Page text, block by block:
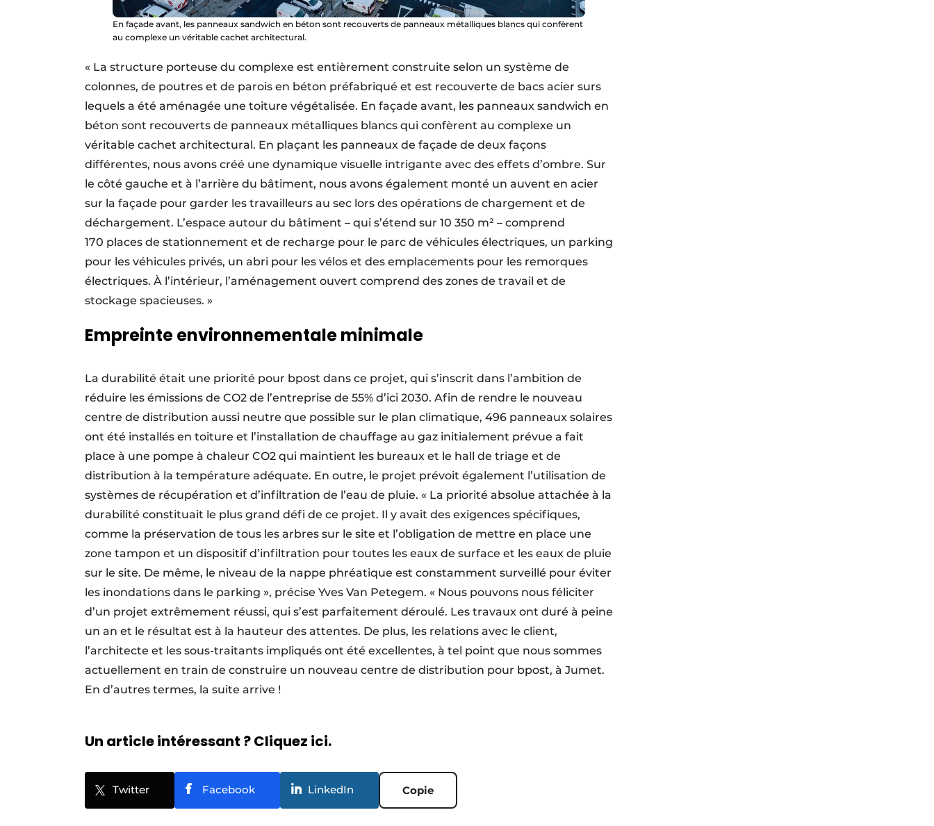
En façade avant, les panneaux sandwich en béton sont recouverts de panneaux métalliques blancs qui confèrent
au complexe un véritable cachet architectural.
« La structure porteuse du complexe est entièrement construite selon un système de
colonnes, de poutres et de parois en béton préfabriqué et est recouverte de bacs acier surs
lequels a été aménagée une toiture végétalisée. En façade avant, les panneaux sandwich en
béton sont recouverts de panneaux métalliques blancs qui confèrent au complexe un
véritable cachet architectural. En plaçant les panneaux de façade de deux façons
différentes, nous avons créé une dynamique visuelle intrigante avec des effets d’ombre. Sur
le côté gauche et à l’arrière du bâtiment, nous avons également monté un auvent en acier
sur la façade pour garder les travailleurs au sec lors des opérations de chargement et de
déchargement. L’espace autour du bâtiment – qui s’étend sur 10 350 m² – comprend
170 places de stationnement et de recharge pour le parc de véhicules électriques, un parking
pour les véhicules privés, un abri pour les vélos et des emplacements pour les remorques
électriques. À l’intérieur, l’aménagement ouvert comprend des zones de travail et de
stockage spacieuses. »
Empreinte environnementale minimale
La durabilité était une priorité pour bpost dans ce projet, qui s’inscrit dans l’ambition de
réduire les émissions de CO2 de l’entreprise de 55% d’ici 2030. Afin de rendre le nouveau
centre de distribution aussi neutre que possible sur le plan climatique, 496 panneaux solaires
ont été installés en toiture et l’installation de chauffage au gaz initialement prévue a fait
place à une pompe à chaleur CO2 qui maintient les bureaux et le hall de triage et de
distribution à la température adéquate. En outre, le projet prévoit également l’utilisation de
systèmes de récupération et d’infiltration de l’eau de pluie. « La priorité absolue attachée à la
durabilité constituait le plus grand défi de ce projet. Il y avait des exigences spécifiques,
comme la préservation de tous les arbres sur le site et l’obligation de mettre en place une
zone tampon et un dispositif d’infiltration pour toutes les eaux de surface et les eaux de pluie
sur le site. De même, le niveau de la nappe phréatique est constamment surveillé pour éviter
les inondations dans le parking », précise Yves Van Petegem. « Nous pouvons nous féliciter
d’un projet extrêmement réussi, qui s’est parfaitement déroulé. Les travaux ont duré à peine
un an et le résultat est à la hauteur des attentes. De plus, les relations avec le client,
l’architecte et les sous-traitants impliqués ont été excellentes, à tel point que nous sommes
actuellement en train de construire un nouveau centre de distribution pour bpost, à Jumet.
En d’autres termes, la suite arrive !
Un article intéressant ? Cliquez ici.
Twitter Facebook LinkedIn Copie